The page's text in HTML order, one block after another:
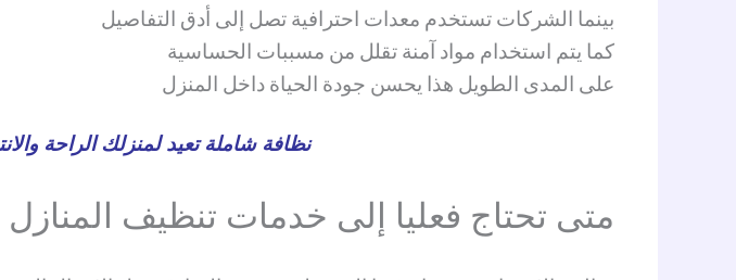
بينما الشركات تستخدم معدات احترافية تصل إلى أدق التفاصيل
كما يتم استخدام مواد آمنة تقلل من مسببات الحساسية
على المدى الطويل هذا يحسن جودة الحياة داخل المنزل
نظافة شاملة تعيد لمنزلك الراحة
متى تحتاج فعليا إلى خدمات تنظيف المنازل